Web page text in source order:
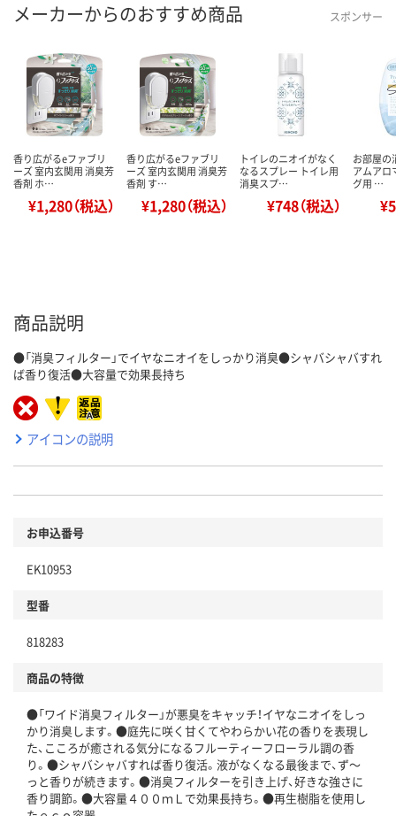
メーカーからのおすすめ商品 スポンサー
香り広がるeファブリ
ーズ 室内玄関用 消臭芳
香剤 ホ…
¥1,280（税込）
香り広がるeファブリ
ーズ 室内玄関用 消臭芳
香剤 す…
¥1,280（税込）
トイレのニオイがなく
なるスプレー トイレ用
消臭スプ…
¥748（税込）
お部屋の
アムアロ
グ用 …
商品説明
●「消臭フィルター」でイヤなニオイをしっかり消臭●シャバシャバすれ
ば香り復活●大容量で効果長持ち
アイコンの説明
お申込番号
EK10953
型番
818283
商品の特徴
●「ワイド消臭フィルター」が悪臭をキャッチ！イヤなニオイをしっ
かり消臭します。●庭先に咲く甘くてやわらかい花の香りを表現し
た、こころが癒される気分になるフルーティーフローラル調の香
り。●シャバシャバすれば香り復活。液がなくなる最後まで、ず～
っと香りが続きます。●消臭フィルターを引き上げ、好きな強さに
香り調節。●大容量４００ｍＬで効果長持ち。●再生樹脂を使用し